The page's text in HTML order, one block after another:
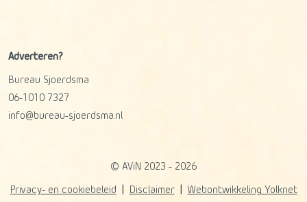
Adverteren?
Bureau Sjoerdsma
06-1010 7327
info@bureau-sjoerdsma.nl
© AViN 2023 - 2026
Privacy- en cookiebeleid Disclaimer
Webontwikkeling Yolknet